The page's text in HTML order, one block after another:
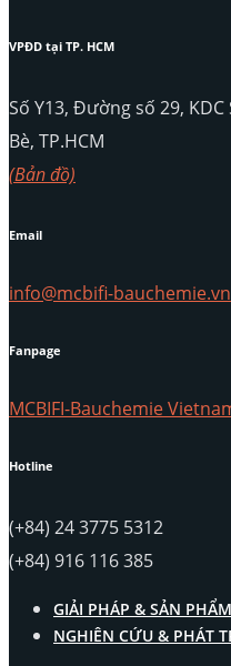
VPĐD tại TP. HCM
Số Y13, Đường số 29,
Bè, TP.HCM
(Bản đồ)
Email
info@mcbifi-bauchemie.vn
Fanpage
MCBIFI-Bauchemie
Hotline
(+84) 24 3775 5312
(+84) 916 116 385
GIẢI PHÁP & SẢN PHẨM
NGHIÊN CỨU & PHÁT